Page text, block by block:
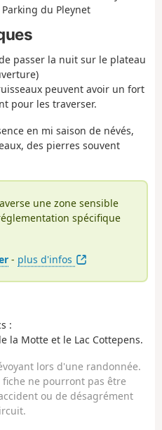
du Pleynet
passer la nuit sur le plateau
peuvent avoir un fort
pour les traverser.
en mi saison de névés,
des pierres souvent
une zone sensible
spécifique
- plus d'infos
:
la Motte et le Lac Cottepens.
lors d'une randonnée.
ne pourront pas être
ou de désagrément